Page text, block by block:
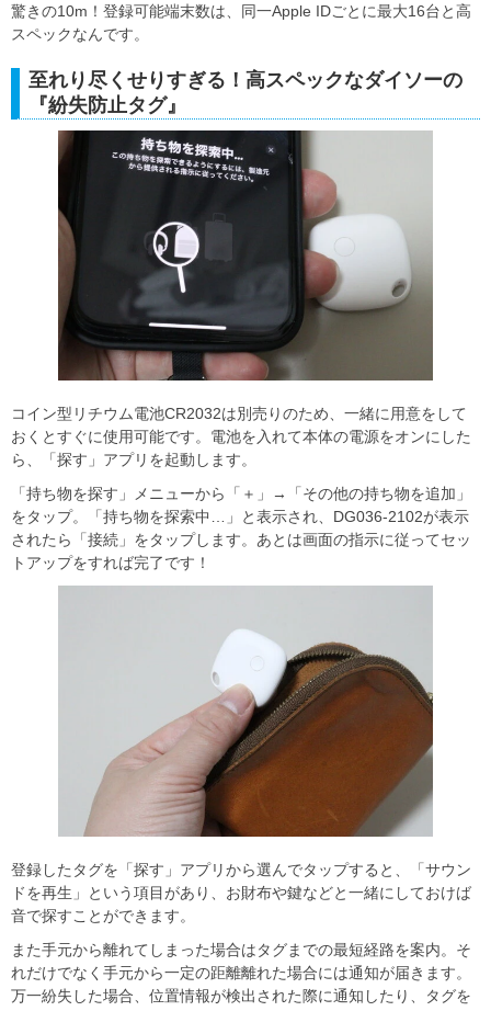
驚きの10m！登録可能端末数は、同一Apple IDごとに最大16台と高
スペックなんです。
至れり尽くせりすぎる！高スペックなダイソーの
『紛失防止タグ』
コイン型リチウム電池CR2032は別売りのため、一緒に用意をして
おくとすぐに使用可能です。電池を入れて本体の電源をオンにした
ら、「探す」アプリを起動します。
「持ち物を探す」メニューから「＋」→「その他の持ち物を追加」
をタップ。「持ち物を探索中…」と表示され、DG036-2102が表示
されたら「接続」をタップします。あとは画面の指示に従ってセッ
トアップをすれば完了です！
登録したタグを「探す」アプリから選んでタップすると、「サウン
ドを再生」という項目があり、お財布や鍵などと一緒にしておけば
音で探すことができます。
また手元から離れてしまった場合はタグまでの最短経路を案内。そ
れだけでなく手元から一定の距離離れた場合には通知が届きます。
万一紛失した場合、位置情報が検出された際に通知したり、タグを